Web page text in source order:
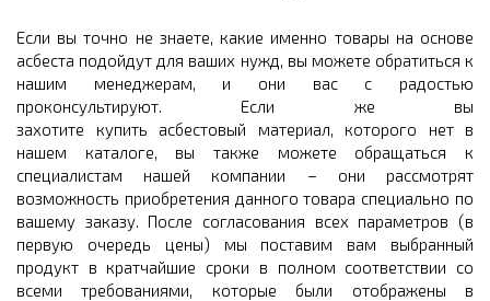
Если вы точно не знаете, какие именно товары на основе
асбеста подойдут для ваших нужд, вы можете обратиться к
нашим менеджерам, и они вас с радостью
проконсультируют. Если же вы
захотите купить асбестовый материал, которого нет в
нашем каталоге, вы также можете обращаться к
специалистам нашей компании – они рассмотрят
возможность приобретения данного товара специально по
вашему заказу. После согласования всех параметров (в
первую очередь цены) мы поставим вам выбранный
продукт в кратчайшие сроки в полном соответствии со
всеми требованиями, которые были отображены в